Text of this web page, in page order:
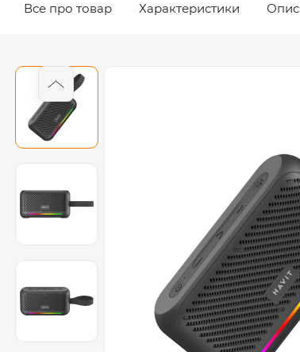
Все про товар Характеристики Опис